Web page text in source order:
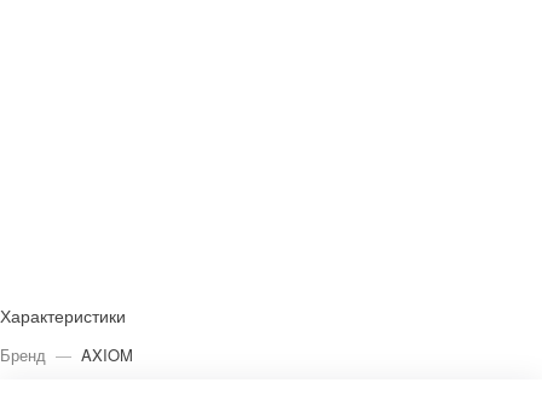
Характеристики
Бренд — AXIOM